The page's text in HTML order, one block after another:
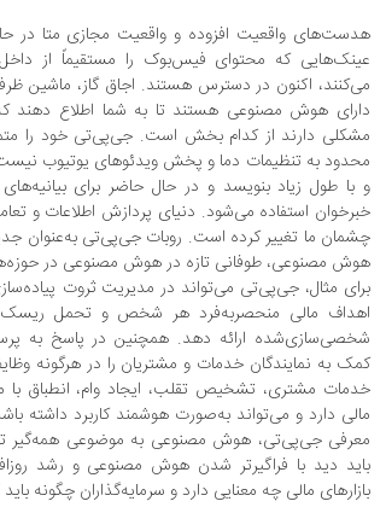
هدست‌های واقعیت افزوده و واقعیت مجازی متا در
عینک‌هایی که محتوای فیس‌بوک را مستقیماً از
می‌کنند، اکنون در دسترس هستند. اجاق گاز، ماشین
دارای هوش مصنوعی هستند تا به شما اطلاع دهند
مشکلی دارند از کدام بخش است. جی‌پی‌تی خود را
محدود به تنظیمات دما و پخش ویدئوهای یوتیوب
و با طول زیاد بنویسد و در حال حاضر برای
خبرخوان استفاده می‌شود. دنیای پردازش اطلاعات و
چشمان ما تغییر کرده است. روبات جی‌پی‌تی به‌عنوان
هوش مصنوعی، طوفانی تازه در هوش مصنوعی در
برای مثال، جی‌پی‌تی می‌تواند در مدیریت ثروت
اهداف مالی منحصربه‌فرد هر شخص و تحمل ریسک،
شخصی‌سازی‌شده ارائه دهد. همچنین در پاسخ به
کمک به نمایندگان خدمات و مشتریان را در هرگونه
خدمات مشتری، تشخیص تقلب، ایجاد وام، انطباق با
مالی دارد و می‌تواند به‌صورت هوشمند کاربرد داشته
معرفی جی‌پی‌تی، هوش مصنوعی به موضوعی همه‌گیر
باید دید با فراگیرتر شدن هوش مصنوعی و رشد
بازارهای مالی چه معنایی دارد و سرمایه‌گذاران چگونه